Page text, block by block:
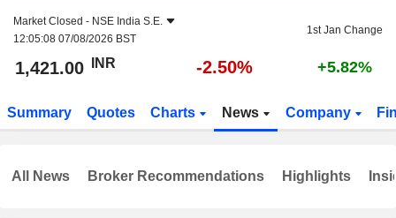
Market Closed - NSE India S.E.
12:05:08 07/08/2026 BST
1st Jan Change
1,421.00 INR -2.50% +5.82%
Summary Quotes Charts News Company
All News Broker Recommendations Highlights